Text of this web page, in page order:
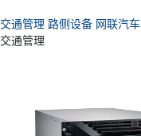
交通管理 路侧设备 网联汽车
交通管理